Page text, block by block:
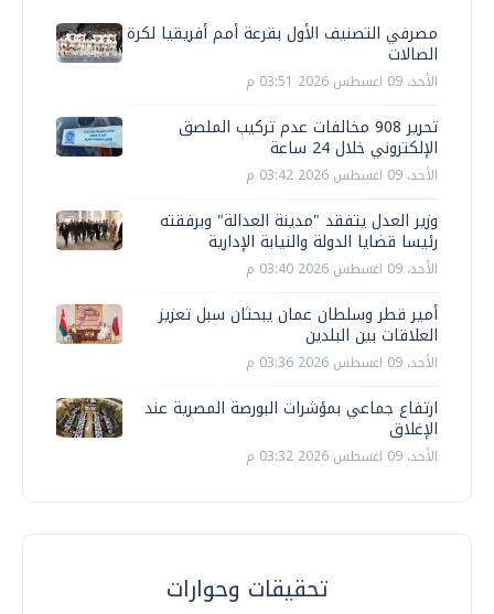
مصرفي التصنيف الأول بقرعة أمم أفريقيا لكرة
الصالات
الأحد، 09 اغسطس 2026 03:51 م
تحرير 908 مخالفات عدم تركيب الملصق
الإلكتروني خلال 24 ساعة
الأحد، 09 اغسطس 2026 03:42 م
وزير العدل يتفقد "مدينة العدالة" وبرفقته
رئيسا قضايا الدولة والنيابة الإدارية
الأحد، 09 اغسطس 2026 03:40 م
أمير قطر وسلطان عمان يبحثان سبل تعزيز
العلاقات بين البلدين
الأحد، 09 اغسطس 2026 03:36 م
ارتفاع جماعي بمؤشرات البورصة المصرية عند
الإغلاق
الأحد، 09 اغسطس 2026 03:32 م
تحقيقات وحوارات